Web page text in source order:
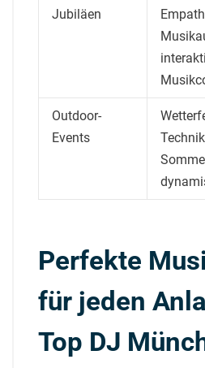
Jubiläen
Outdoor-
Events
Perfekte
für jeden
Top DJ